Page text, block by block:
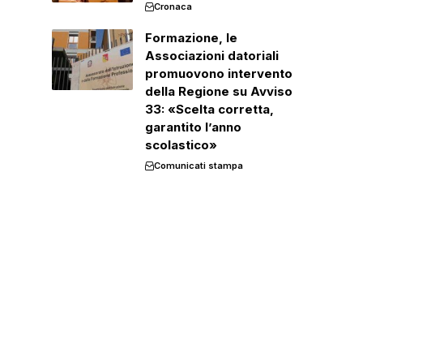
Cronaca
Formazione, le
Associazioni datoriali
promuovono intervento
della Regione su Avviso
33: «Scelta corretta,
garantito l’anno
scolastico»
Comunicati stampa